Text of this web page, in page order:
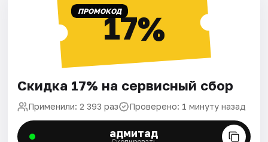
ПРОМОКОД17%
Скидка 17% на сервисный сбор
Применили: 2 393 раз Проверено: 1 минуту назад
адмитад